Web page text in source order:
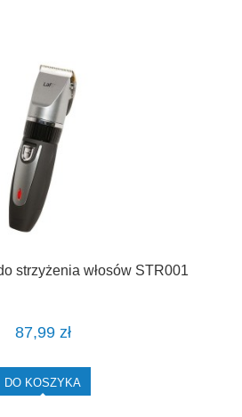
strzyżenia włosów STR001
87,99 zł
DO KOSZYKA